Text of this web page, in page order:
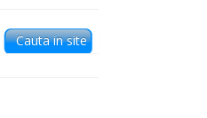
Cauta in site